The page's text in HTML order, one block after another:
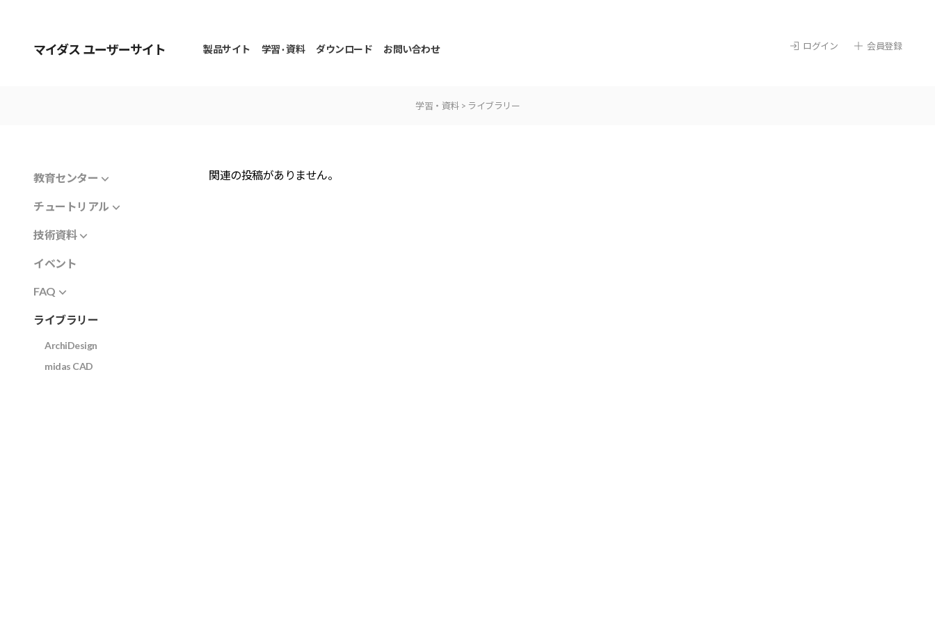
マイダス ユーザーサイト 製品サイト 学習 · 資料 ダウンロード お問い合わせ ログイン 会員登録
学習・資料> ライブラリー
教育センター
チュートリアル
技術資料
イベント
FAQ
ライブラリー
ArchiDesign
midas CAD
関連の投稿がありません。